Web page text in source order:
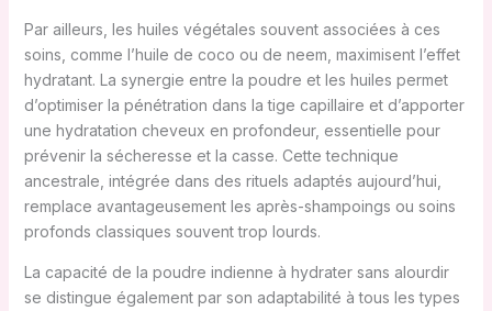
Par ailleurs, les huiles végétales souvent associées à ces
soins, comme l’huile de coco ou de neem, maximisent l’effet
hydratant. La synergie entre la poudre et les huiles permet
d’optimiser la pénétration dans la tige capillaire et d’apporter
une hydratation cheveux en profondeur, essentielle pour
prévenir la sécheresse et la casse. Cette technique
ancestrale, intégrée dans des rituels adaptés aujourd’hui,
remplace avantageusement les après-shampoings ou soins
profonds classiques souvent trop lourds.
La capacité de la poudre indienne à hydrater sans alourdir
se distingue également par son adaptabilité à tous les types